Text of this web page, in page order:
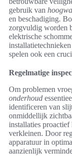
gebruik van
en beschadiging.
zorgvuldig worden
elektrische
spelen ook een
Regelmatige
Om problemen
onderhoud
identificeren van
onmiddellijk
installaties proactief
verkleinen. Door
apparatuur in
aanzienlijk